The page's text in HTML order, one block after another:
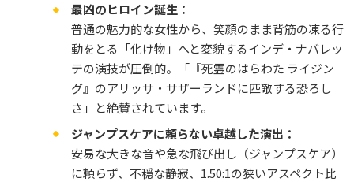
最凶のヒロイン誕生：
普通の魅力的な女性から、笑顔のまま背筋の凍る行
動をとる「化け物」へと変貌するインデ・ナバレッ
テの演技が圧倒的。「『死霊のはらわた ライジン
グ』のアリッサ・サザーランドに匹敵する恐ろし
さ」と絶賛されています。
ジャンプスケアに頼らない卓越した演出：
安易な大きな音や急な飛び出し（ジャンプスケア）
に頼らず、不穏な静寂、1.50:1の狭いアスペクト比